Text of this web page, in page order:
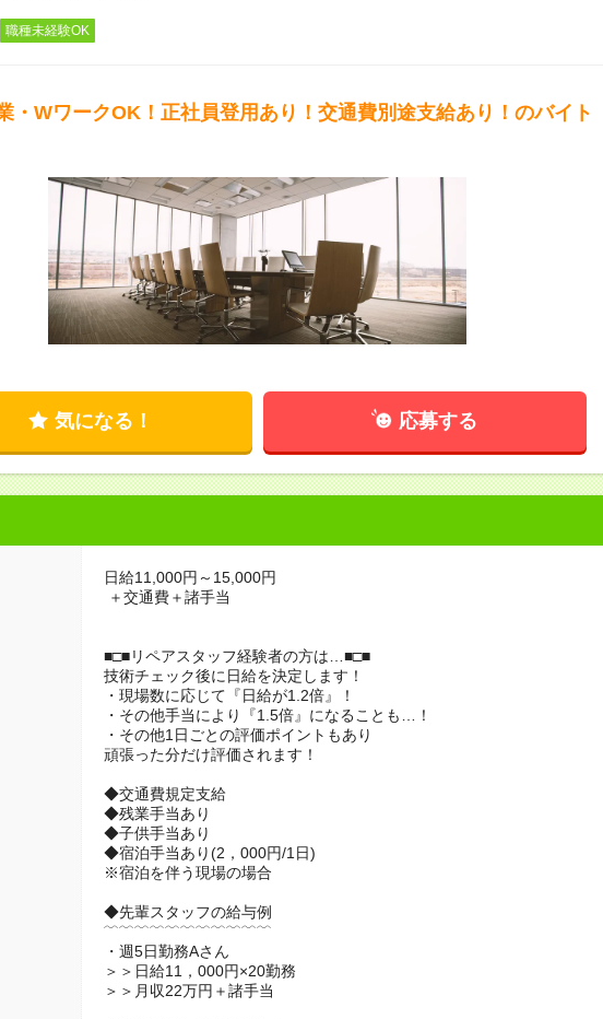
職種未経験OK
・WワークOK！正社員登用あり！交通費別途支給あり！のバイト
気になる！ 応募する
日給11,000円～15,000円
＋交通費＋諸手当
■□■リペアスタッフ経験者の方は…■□■
技術チェック後に日給を決定します！
・現場数に応じて『日給が1.2倍』！
・その他手当により『1.5倍』になることも…！
・その他1日ごとの評価ポイントもあり
頑張った分だけ評価されます！
◆交通費規定支給
◆残業手当あり
◆子供手当あり
◆宿泊手当あり(2，000円/1日)
※宿泊を伴う現場の場合
◆先輩スタッフの給与例
﹋﹋﹋﹋﹋﹋﹋﹋﹋﹋﹋
・週5日勤務Aさん
＞＞日給11，000円×20勤務
＞＞月収22万円＋諸手当